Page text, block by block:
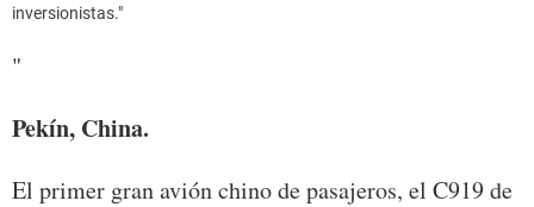
inversionistas."
"
Pekín, China.
El primer gran avión chino de pasajeros, el C919 de